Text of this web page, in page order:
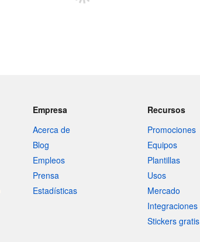
Empresa
Acerca de
Blog
Empleos
Prensa
Estadísticas
Recursos
Promociones
Equipos
Plantillas
Usos
Mercado
Integraciones
Stickers gratis